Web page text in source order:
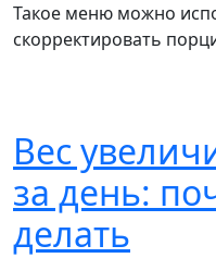
Такое меню можно
скорректировать
Вес
за день:
делать